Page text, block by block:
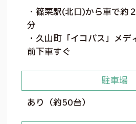
・篠栗駅(北口)から車で約
分
・久山町「イコバス」メ
前下車すぐ
駐車場
あり（約50台）